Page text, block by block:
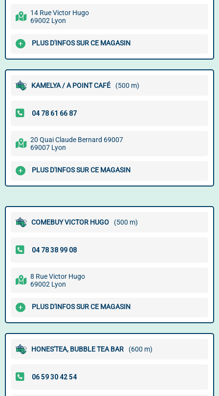
14 Rue Victor Hugo
69002 Lyon
PLUS D'INFOS SUR CE MAGASIN
KAMELYA / A POINT CAFÉ (500 m)
20 Quai Claude Bernard 69007
69007 Lyon
PLUS D'INFOS SUR CE MAGASIN
COMEBUY VICTOR HUGO (500 m)
8 Rue Victor Hugo
69002 Lyon
PLUS D'INFOS SUR CE MAGASIN
HONES'TEA, BUBBLE TEA BAR (600 m)